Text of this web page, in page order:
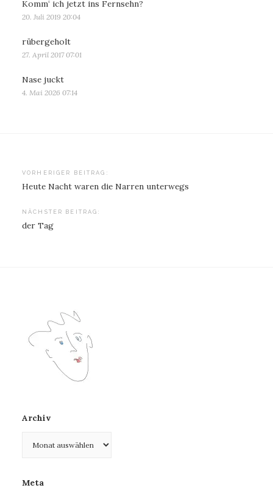
Komm‘ ich jetzt ins Fernsehn?
20. Juli 2019 20:04
rübergeholt
27. April 2017 07:01
Nase juckt
4. Mai 2026 07:14
Beitragsnavigation
VORHERIGER BEITRAG:
Heute Nacht waren die Narren unterwegs
NÄCHSTER BEITRAG:
der Tag
Archiv
Meta